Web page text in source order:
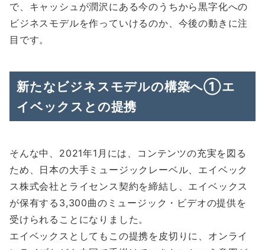
で、キャッシュが潤沢にある今のうちから黒字化への
ビジネスモデルを作っていけるのか、今後の動きに注
目です。
新たなビジネスモデルの構築へ①エ
イベックスとの提携
そんな中、2021年1月には、コンテンツの充実を図る
ため、日本の大手ミュージックレーベル、エイベック
ス株式会社とライセンス契約を締結し、エイベックス
が保有する3,300曲のミュージック・ビデオの提供を
受けられることになりました。
エイベックスとしてもこの提携を皮切りに、オンライ